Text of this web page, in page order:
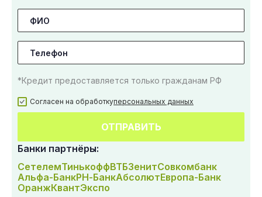
*Кредит предоставляется только гражданам РФ
Согласен на обработкуперсональных данных
ОТПРАВИТЬ
Банки партнёры:
СетелемТинькоффВТБЗенитСовкомбанк
Альфа-БанкРН-БанкАбсолютЕвропа-Банк
ОранжКвантЭкспо